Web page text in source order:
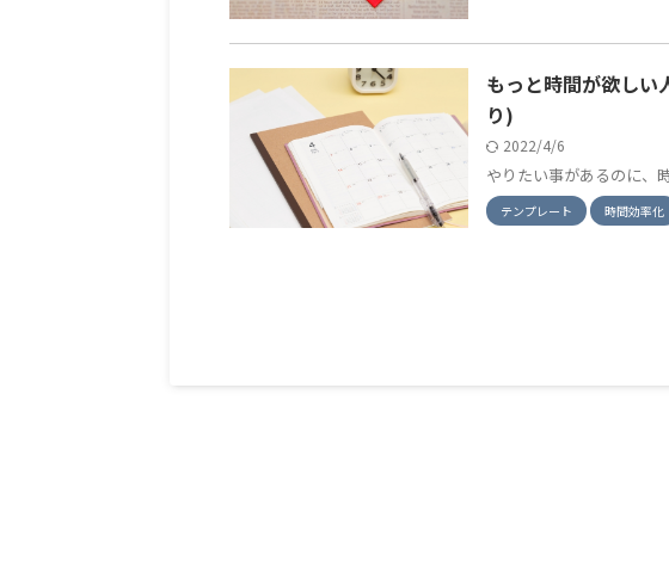
もっと時間が欲しい
り)
2022/4/6
やりたい事があるのに、
テンプレート 時間効率化